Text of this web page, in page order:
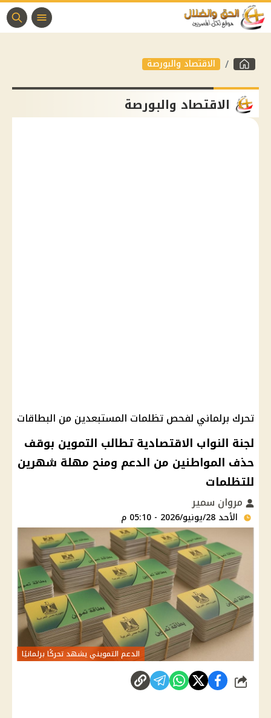
الاقتصاد والبورصة
الاقتصاد والبورصة
تحرك برلماني لفحص تظلمات المستبعدين من البطاقات
لجنة النواب الاقتصادية تطالب التموين بوقف
حذف المواطنين من الدعم ومنح مهلة شهرين
للتظلمات
مروان سمير
الأحد 28/يونيو/2026 - 05:10 م
الدعم التمويني يشهد تحركًا برلمانيًا
شارك